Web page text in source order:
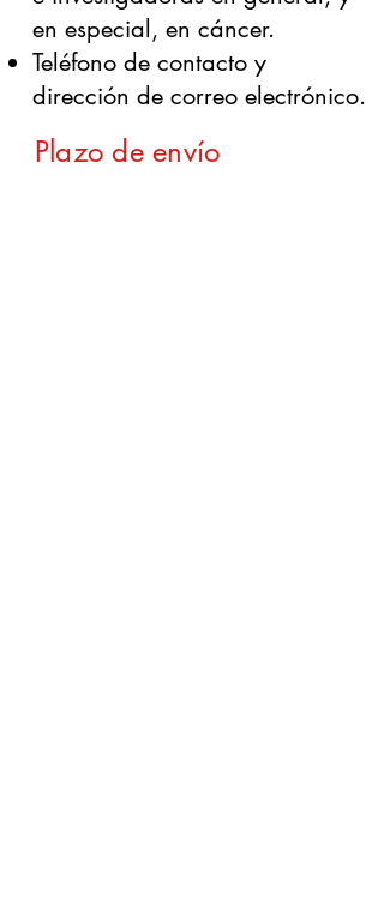
en especial, en cáncer.
Teléfono de contacto y
dirección de correo electrónico.
Plazo de envío